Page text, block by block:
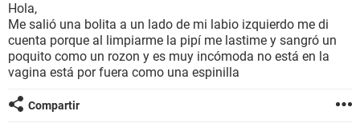
BIENESTAR
SEXUALIDAD
GLOSARIO
Hola,
Me salió una bolita a un lado de mi labio izquierdo me di
cuenta porque al limpiarme la pipí me lastime y sangró un
poquito como un rozon y es muy incómoda no está en la
vagina está por fuera como una espinilla
Compartir